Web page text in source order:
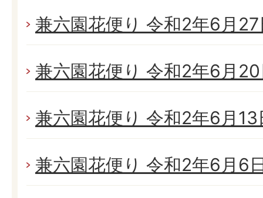
兼六園花便り 令和2年6月
兼六園花便り 令和2年6月
兼六園花便り 令和2年6月
兼六園花便り 令和2年6月6